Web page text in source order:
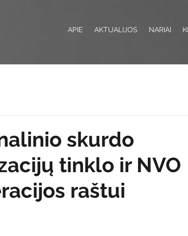
APIE AKTUALIJOS NARIAI
skurdo
tinklo ir NVO
raštui